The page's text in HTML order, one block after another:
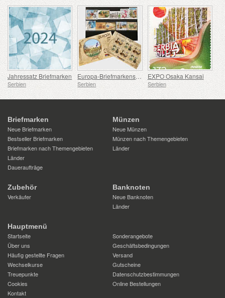
Jahressatz Briefmarken
Serbien
Europa-Briefmarkensatz 2007-2016
Serbien
EXPO Osaka Kansai
Serbien
Briefmarken
Neue Briefmarken
Bestseller Briefmarken
Briefmarken nach Themengebieten
Länder
Daueraufträge
Münzen
Neue Münzen
Münzen nach Themengebieten
Länder
Zubehör
Verkäufer
Banknoten
Neue Banknoten
Länder
Hauptmenü
Startseite
Sonderangebote
Über uns
Geschäftsbedingungen
Häufig gestellte Fragen
Versand
Wechselkurse
Gutscheine
Treuepunkte
Datenschutzbestimmungen
Cookies
Online Bestellungen
Kontakt